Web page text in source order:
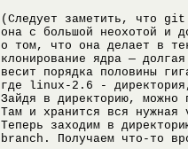
(Cледует заметить, что git
она с большой неохотой и
о том, что она делает в
клонирование ядра —
весит порядка половины
где linux-2.6 -
Зайдя в директорию,
Там и хранится вся нужная
Теперь заходим в
branch. Получаем что-то